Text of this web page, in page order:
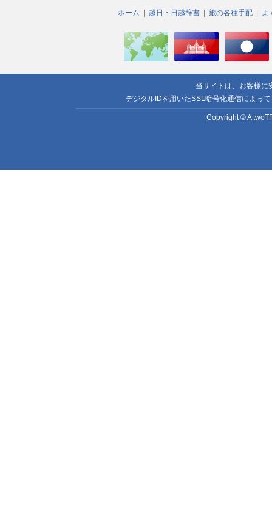
ホーム 越日・日越辞書 旅の各種手配 よ
当サイトは、お客様に
デジタルIDを用いたSSL暗号化通信によっ
Copyright © A